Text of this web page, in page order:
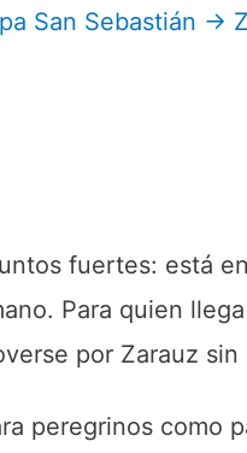
San Sebastián →
fuertes: está
Para quien
por Zarauz sin
peregrinos como